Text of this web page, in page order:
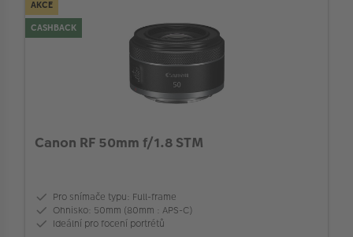
VÝPRODEJ
Zoom nebo pevná optika
Kompatibilní s full-frame aparáty
Bajonet objektivu
Stabilizace obrazu v objektivu
AKCE
CASHBACK
Canon RF 50mm f/1.8 STM
Pro snímače typu: Full-frame
Ohnisko: 50mm (80mm : APS-C)
Ideální pro focení portrétů